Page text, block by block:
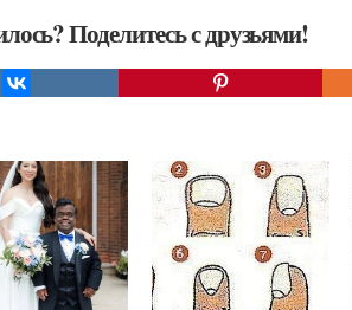
Поделитесь с друзьями!